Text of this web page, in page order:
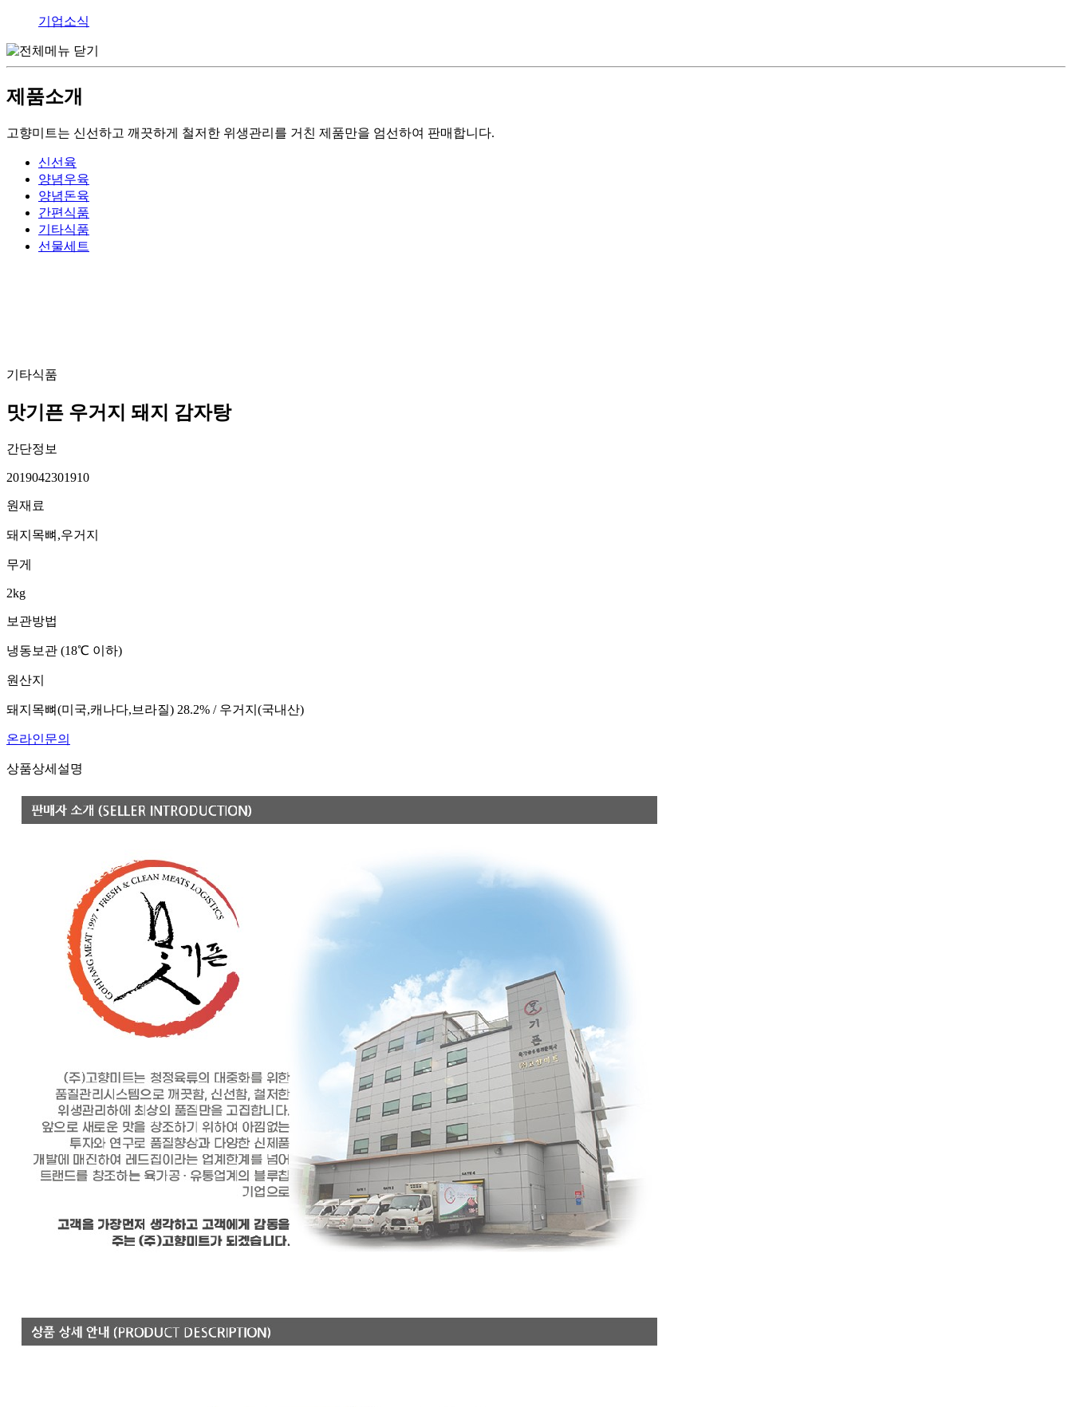
기업소식
제품소개
고향미트는 신선하고 깨끗하게 철저한 위생관리를 거친 제품만을 엄선하여 판매합니다.
신선육
양념우육
양념돈육
간편식품
기타식품
선물세트
기타식품
맛기픈 우거지 돼지 감자탕
간단정보
2019042301910
원재료
돼지목뼈,우거지
무게
2kg
보관방법
냉동보관 (18℃ 이하)
원산지
돼지목뼈(미국,캐나다,브라질) 28.2% / 우거지(국내산)
온라인문의
상품상세설명